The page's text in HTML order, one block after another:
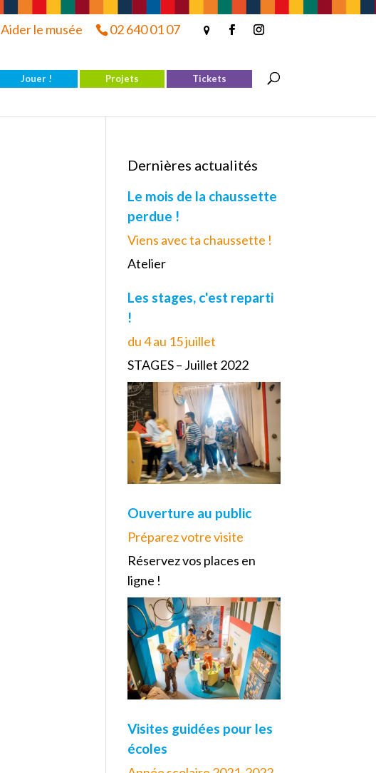
02 640 01 07
Aider le musée
Jouer ! Projets Tickets
Dernières actualités
Le mois de la chaussette
perdue !
Viens avec ta chaussette !
Atelier
Les stages, c'est reparti
!
du 4 au 15 juillet
STAGES – Juillet 2022
Ouverture au public
Préparez votre visite
Réservez vos places en
ligne !
Visites guidées pour les
écoles